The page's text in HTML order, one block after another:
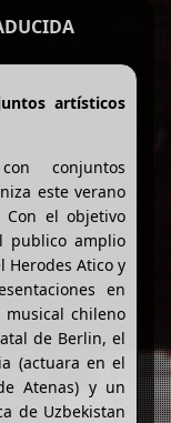
artísticos
conjuntos
este verano
Con el objetivo
publico amplio
Herodes Atico y
en
chileno
de Berlin, el
(actuara en el
Atenas) y un
de Uzbekistan